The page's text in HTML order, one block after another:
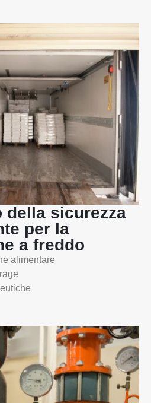
della sicurezza
per la
a freddo
alimentare